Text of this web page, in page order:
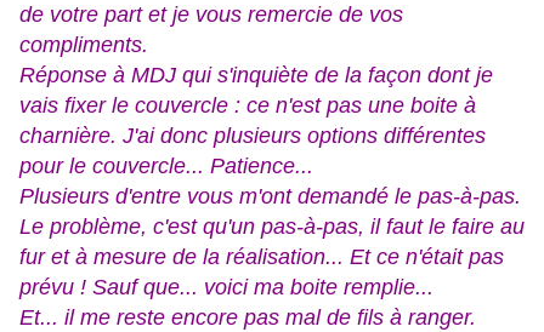
de votre part et je vous remercie de vos
compliments.
Réponse à MDJ qui s'inquiète de la façon dont je
vais fixer le couvercle : ce n'est pas une boite à
charnière. J'ai donc plusieurs options différentes
pour le couvercle... Patience...
Plusieurs d'entre vous m'ont demandé le pas-à-pas.
Le problème, c'est qu'un pas-à-pas, il faut le faire au
fur et à mesure de la réalisation... Et ce n'était pas
prévu ! Sauf que... voici ma boite remplie...
Et... il me reste encore pas mal de fils à ranger.